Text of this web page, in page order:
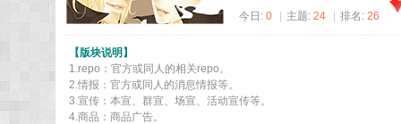
四
丨
34
今日: 0 主题: 24 排名: 26
【版块说明】
1.repo：官方或同人的相关repo。
2.情报：官方或同人的消息情报等。
3.宣传：本宣、群宣、场宣、活动宣传等。
4.商品：商品广告。